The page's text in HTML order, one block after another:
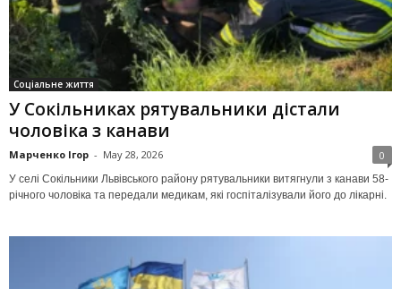
Соціальне життя
У Сокільниках рятувальники дістали
чоловіка з канави
Марченко Ігор - May 28, 2026 0
У селі Сокільники Львівського району рятувальники витягнули з канави 58-
річного чоловіка та передали медикам, які госпіталізували його до лікарні.